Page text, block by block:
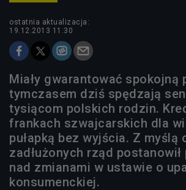
ostatnia aktualizacja:
19.12.2013 11:30
Miały gwarantować spokojną
tymczasem dziś spędzają
tysiącom polskich rodzin.
frankach szwajcarskich dla
pułapką bez wyjścia. Z myślą
zadłużonych rząd
nad zmianami w ustawie o
konsumenckiej.